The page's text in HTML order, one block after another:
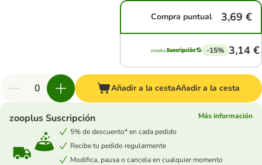
Compra puntual 3,69 €
-15% 3,14 €
Añadir a la cestaAñadir a la cesta
zooplus Suscripción
Más información
5% de descuento* en cada pedido
Recibe tu pedido regularmente
Modifica, pausa o cancela en cualquier momento